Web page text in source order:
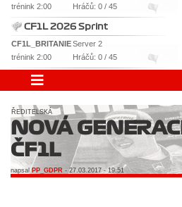
trénink 2:00
Hráčů: 0 / 45
CF1L 2026 Sprint
CF1L_BRITANIEServer 2
trénink 2:00
Hráčů: 0 / 45
ŘEDITELSKÁ
NOVÁ
ČF1L
napsal PP_GDPR - 27.03.2017 - 19:51